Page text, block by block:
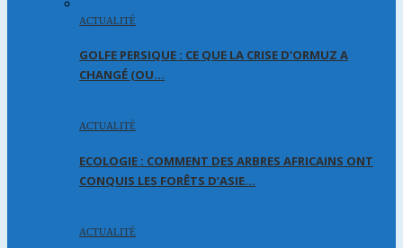
ACTUALITÉ
GOLFE PERSIQUE : CE QUE LA CRISE D’ORMUZ A
CHANGÉ (OU…
ACTUALITÉ
ECOLOGIE : COMMENT DES ARBRES AFRICAINS ONT
CONQUIS LES FORÊTS D’ASIE…
ACTUALITÉ